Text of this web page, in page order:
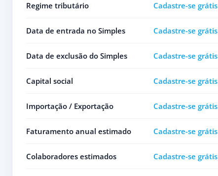
Regime tributário Cadastre-se grátis
Data de entrada no Simples Cadastre-se grátis
Data de exclusão do Simples Cadastre-se grátis
Capital social Cadastre-se grátis
Importação / Exportação Cadastre-se grátis
Faturamento anual estimado Cadastre-se grátis
Colaboradores estimados Cadastre-se grátis